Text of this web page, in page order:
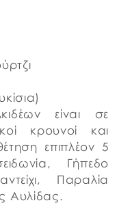
είναι σε
κρουνοί και
επιπλέον 5
Γήπεδο
Παραλία
Αυλίδας.